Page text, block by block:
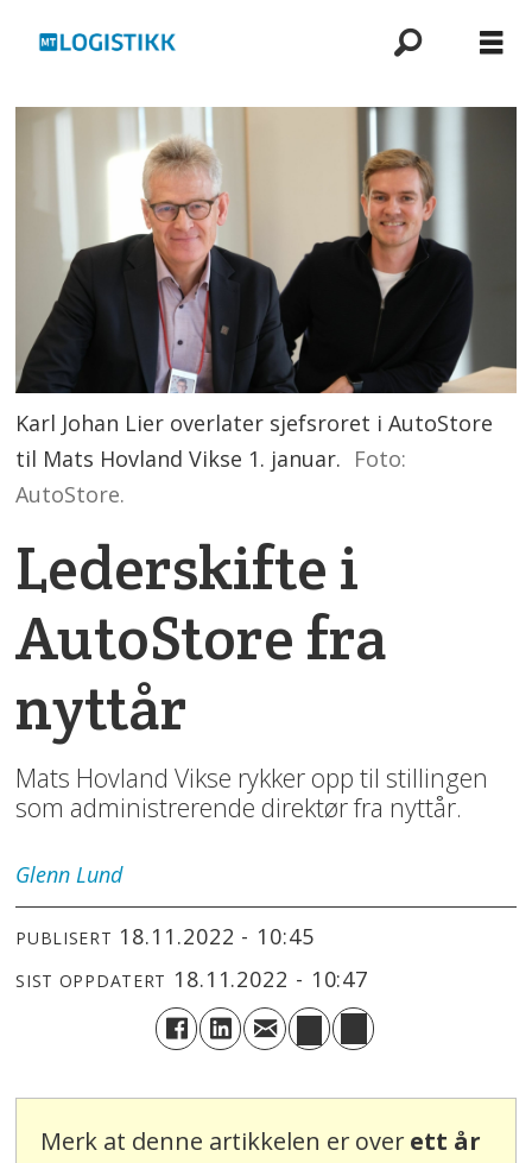
Karl Johan Lier overlater sjefsroret i AutoStore
til Mats Hovland Vikse 1. januar. Foto:
AutoStore.
Lederskifte i
AutoStore fra
nyttår
Mats Hovland Vikse rykker opp til stillingen
som administrerende direktør fra nyttår.
Glenn Lund
PUBLISERT 18.11.2022 - 10:45
SIST OPPDATERT 18.11.2022 - 10:47
Merk at denne artikkelen er over ett år